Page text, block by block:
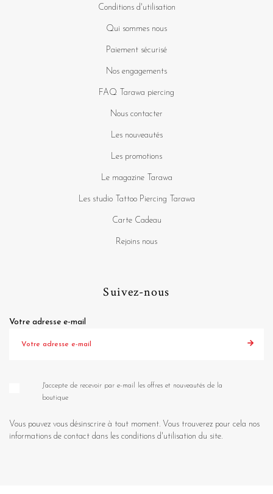
Conditions d'utilisation
Qui sommes nous
Paiement sécurisé
Nos engagements
FAQ Tarawa piercing
Nous contacter
Les nouveautés
Les promotions
Le magazine Tarawa
Les studio Tattoo Piercing Tarawa
Carte Cadeau
Rejoins nous
Suivez-nous
Votre adresse e-mail
J'accepte de recevoir par e-mail les offres et nouveautés de la
boutique
Vous pouvez vous désinscrire à tout moment. Vous trouverez pour cela nos
informations de contact dans les conditions d'utilisation du site.